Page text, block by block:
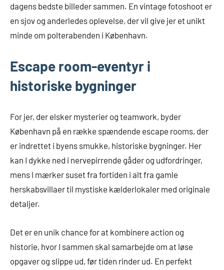
dagens bedste billeder sammen. En vintage fotoshoot er
en sjov og anderledes oplevelse, der vil give jer et unikt
minde om polterabenden i København.
Escape room-eventyr i
historiske bygninger
For jer, der elsker mysterier og teamwork, byder
København på en række spændende escape rooms, der
er indrettet i byens smukke, historiske bygninger. Her
kan I dykke ned i nervepirrende gåder og udfordringer,
mens I mærker suset fra fortiden i alt fra gamle
herskabsvillaer til mystiske kælderlokaler med originale
detaljer.
Det er en unik chance for at kombinere action og
historie, hvor I sammen skal samarbejde om at løse
opgaver og slippe ud, før tiden rinder ud. En perfekt